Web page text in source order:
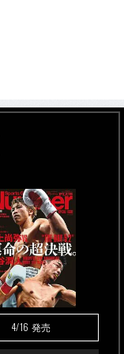
4/16 発売